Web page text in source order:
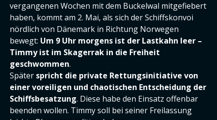
vergangenen Wochen mit dem Buckelwal mitgefiebert
haben, kommt am 2. Mai, als sich der Schiffskonvoi
nördlich von Dänemark in Richtung Norwegen
bewegt: Um 9 Uhr morgens ist der Lastkahn leer –
Timmy ist im Skagerrak in die Freiheit
geschwommen.
Später spricht die private Rettungsinitiative von
einer voreiligen und chaotischen Entscheidung der
Schiffsbesatzung. Diese habe den Einsatz offenbar
beenden wollen. Timmy soll bei seiner Freilassung